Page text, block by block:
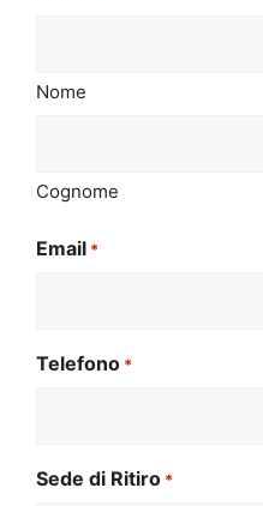
Nome
Cognome
Email *
Telefono *
Sede di Ritiro *